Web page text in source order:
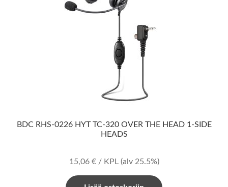
BDC RHS-0226 HYT TC-320 OVER THE HEAD 1-SIDE
HEADS
15,06 €/ KPL (alv 25.5%)